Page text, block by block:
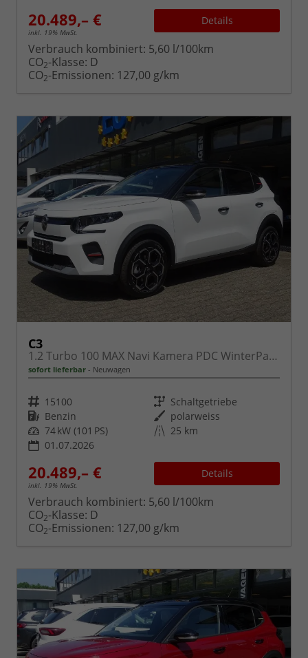
20.489,– €
inkl. 19% MwSt.
Details
Verbrauch kombiniert: 5,60 l/100km
CO2-Klasse: D
CO2-Emissionen: 127,00 g/km
C3
1.2 Turbo 100 MAX Navi Kamera PDC WinterPaket
sofort lieferbar Neuwagen
Fahrzeugnr. 15100 Getriebe Schaltgetriebe
Kraftstoff Benzin Außenfarbe polarweiss
Leistung 74 kW (101 PS) Kilometerstand 25 km
01.07.2026
20.489,– €
inkl. 19% MwSt.
Details
Verbrauch kombiniert: 5,60 l/100km
CO2-Klasse: D
CO2-Emissionen: 127,00 g/km